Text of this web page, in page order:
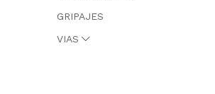
GRIPAJES
VIAS